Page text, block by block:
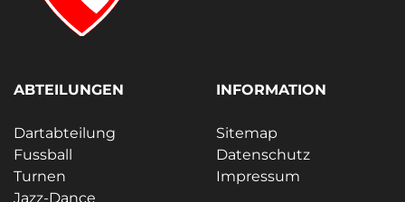
ABTEILUNGEN
Dartabteilung
Fussball
Turnen
Jazz-Dance
INFORMATION
Sitemap
Datenschutz
Impressum